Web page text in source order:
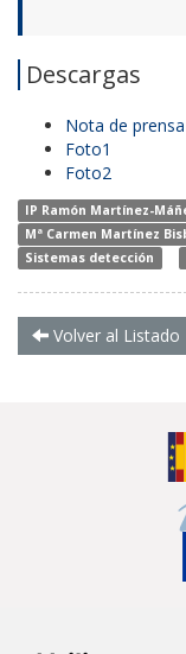
Descargas
Nota de prensa
Foto1
Foto2
IP Ramón Martínez-
Mª Carmen Martínez
Sistemas detección
Volver al Listado